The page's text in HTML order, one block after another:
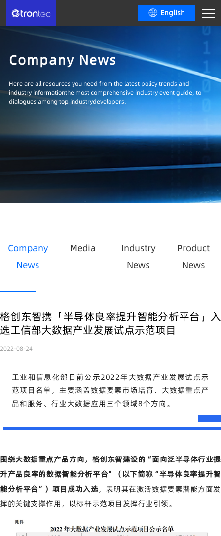
English
Company News
Here are all resources you need from the latest policy trends and
industry informationthe most comprehensive industry event guide, to
dialogues among top industrydevelopers.
Company
News
Media
Industry
News
Product
News
格创东智携「半导体良率提升智能分析平台」入
选工信部大数据产业发展试点示范项目
2022-08-24
工业和信息化部日前公示2022年大数据产业发展试点示
范项目名单，主要涵盖数据要素市场培育、大数据重点产
品和服务、行业大数据应用三个领域8个方向。
围绕大数据重点产品方向，格创东智建设的“面向泛半导体行业提
升产品良率的数据智能分析平台”（以下简称“半导体良率提升智
能分析平台”）项目成功入选，表明其在激活数据要素潜能方面发
挥的关键支撑作用，以标杆示范项目发挥行业引领。